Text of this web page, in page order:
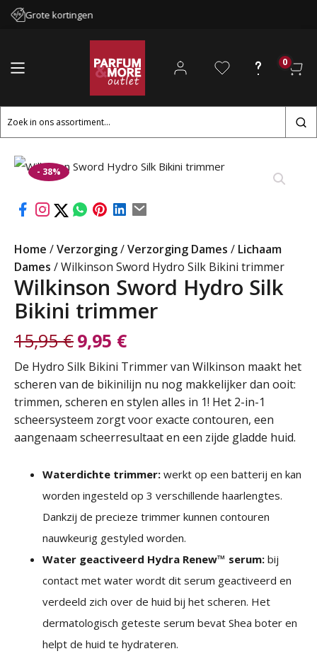
Grote kortingen
0
Zoeken
naar:
- 38%
Home /Verzorging/Verzorging Dames / Lichaam
Dames / Wilkinson Sword Hydro Silk Bikini trimmer
Wilkinson Sword Hydro Silk
Bikini trimmer
15,95€
Oorspronkelijke
prijs
was:
9,95 €
Huidige
prijs
is:
De Hydro Silk Bikini Trimmer van Wilkinson maakt het
scheren van de bikinilijn nu nog makkelijker dan ooit:
trimmen, scheren en stylen alles in 1! Het 2-in-1
scheersysteem zorgt voor exacte contouren, een
aangenaam scheerresultaat en een zijde gladde huid.
Waterdichte trimmer: werkt op een batterij en kan
worden ingesteld op 3 verschillende haarlengtes.
Dankzij de precieze trimmer kunnen contouren
nauwkeurig gestyled worden.
Water geactiveerd Hydra Renew™ serum: bij
contact met water wordt dit serum geactiveerd en
verdeeld zich over de huid bij het scheren. Het
dermatologisch geteste serum bevat Shea boter en
helpt de huid te hydrateren.